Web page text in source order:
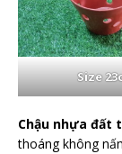
Size
Chậu nhựa đất
thoáng không